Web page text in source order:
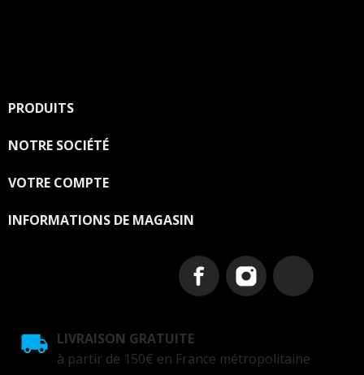
PRODUITS
NOTRE SOCIÉTÉ
VOTRE COMPTE
INFORMATIONS DE MAGASIN
LIVRAISON GRATUITE
à partir de 150€ en France métropolitaine